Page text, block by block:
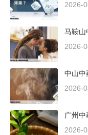
2026-
马鞍山
2026-
中山中
2026-
广州
2026-